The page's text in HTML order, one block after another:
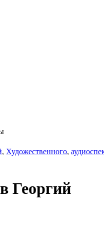
, Художественного,
Георгий